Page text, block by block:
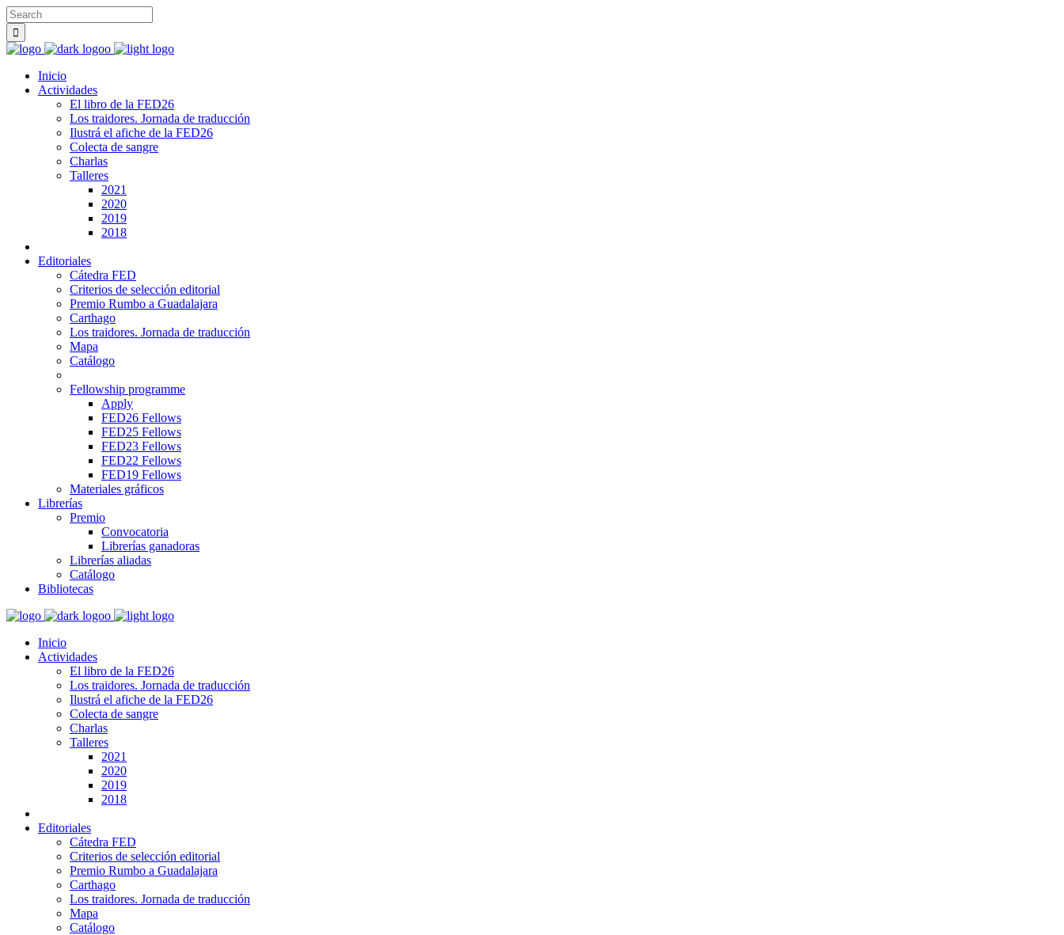
Inicio
Actividades
El libro de la FED26
Los traidores. Jornada de traducción
Ilustrá el afiche de la FED26
Colecta de sangre
Charlas
Talleres
2021
2020
2019
2018
Editoriales
Cátedra FED
Criterios de selección editorial
Premio Rumbo a Guadalajara
Carthago
Los traidores. Jornada de traducción
Mapa
Catálogo
Fellowship programme
Apply
FED26 Fellows
FED25 Fellows
FED23 Fellows
FED22 Fellows
FED19 Fellows
Materiales gráficos
Librerías
Premio
Convocatoria
Librerías ganadoras
Librerías aliadas
Catálogo
Bibliotecas
Inicio
Actividades
El libro de la FED26
Los traidores. Jornada de traducción
Ilustrá el afiche de la FED26
Colecta de sangre
Charlas
Talleres
2021
2020
2019
2018
Editoriales
Cátedra FED
Criterios de selección editorial
Premio Rumbo a Guadalajara
Carthago
Los traidores. Jornada de traducción
Mapa
Catálogo